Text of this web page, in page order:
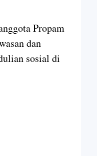
Propam
dan
sosial di